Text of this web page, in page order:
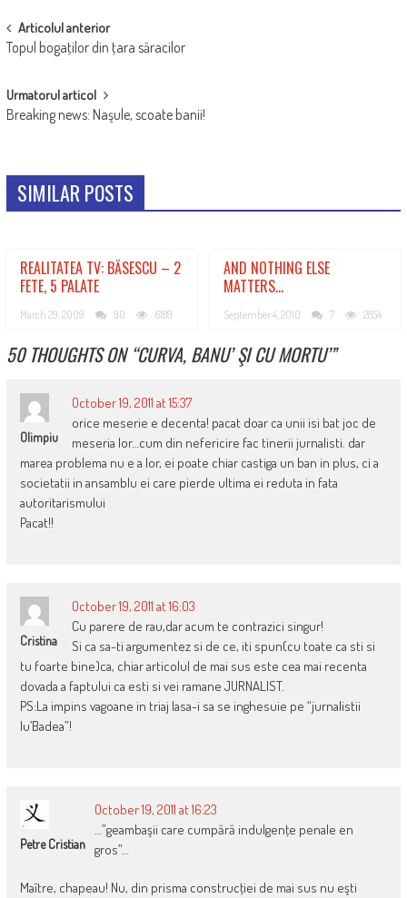
POST
NAVIGATION
Articolul anterior
Topul bogaţilor din ţara săracilor
Urmatorul articol
Breaking news: Naşule, scoate banii!
SIMILAR POSTS
REALITATEA TV: BĂSESCU – 2
FETE, 5 PALATE
March 29, 2009 90 6189
AND NOTHING ELSE
MATTERS…
September 4, 2010 7 2854
50 THOUGHTS ON “CURVA, BANU’ ŞI CU MORTU’”
Olimpiu
October 19, 2011 at 15:37
orice meserie e decenta! pacat doar ca unii isi bat joc de
meseria lor…cum din nefericire fac tinerii jurnalisti. dar
marea problema nu e a lor, ei poate chiar castiga un ban in plus, ci a
societatii in ansamblu ei care pierde ultima ei reduta in fata
autoritarismului
Pacat!!
Cristina
October 19, 2011 at 16:03
Cu parere de rau,dar acum te contrazici singur!
Si ca sa-ti argumentez si de ce, iti spun(cu toate ca sti si
tu foarte bine)ca, chiar articolul de mai sus este cea mai recenta
dovada a faptului ca esti si vei ramane JURNALIST.
PS:La impins vagoane in triaj lasa-i sa se inghesuie pe “jurnalistii
lu’Badea”!
Petre Cristian
October 19, 2011 at 16:23
…”geambaşii care cumpără indulgenţe penale en
gros”…
Maître, chapeau! Nu, din prisma construcţiei de mai sus nu eşti